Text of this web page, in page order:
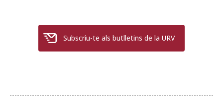
Subscriu-te als butlletins de la URV